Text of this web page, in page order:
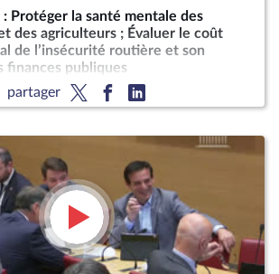
: Protéger la santé mentale des
des agriculteurs ; Évaluer le coût
de l’insécurité routière et son
finances publiques
partager